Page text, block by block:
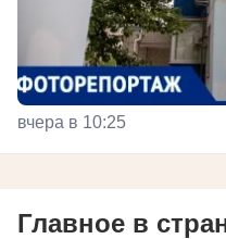
вчера в 10:25
Главное в